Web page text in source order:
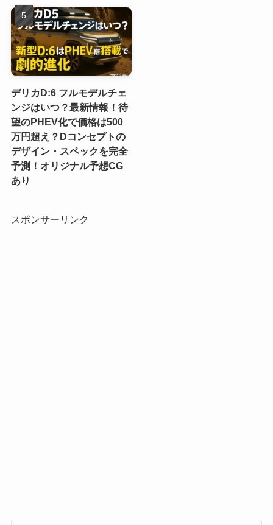
デリカD:6 フルモデルチェ
ンジはいつ？最新情報！待
望のPHEV化で価格は500
万円超え？Dコンセプトの
デザイン・スペックを完全
予測！オリジナル予想CG
あり
スポンサーリンク